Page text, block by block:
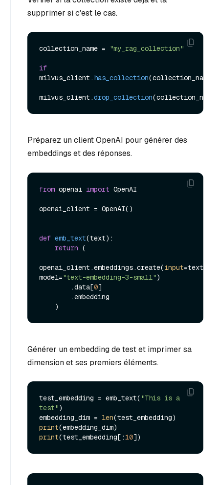
supprimer si c'est le cas.
collection_name = "my_rag_collection"
if
milvus_client. has_collection(collection_name):
milvus_client.drop_collection
Préparez un client OpenAI pour générer des
embeddings et des réponses.
from openai import OpenAI
openai_client = OpenAI()
def emb_text(text):
return (
openai_client.embeddings.create(input=text,
model="text-embedding-3-small")
        .data[
0]
Générer un embedding de test et imprimer sa
dimension et ses premiers éléments.
test_embedding = emb_text( "This is a
test")
embedding_dim = len
print
print(test_embedding[:10